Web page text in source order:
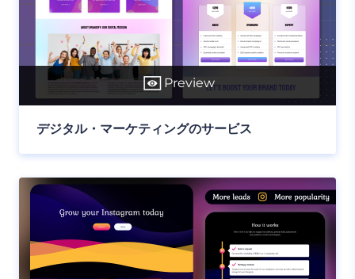
Preview
デジタル・マーケティングのサービス